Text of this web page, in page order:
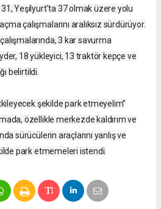
31, Yeşilyurt’ta 37 olmak üzere yolu
çalışmalarını aralıksız sürdürüyor.
3 kar savurma
18 yükleyici, 13 traktör kepçe ve
belirtildi.
şekilde park etmeyelim”
özellikle merkezde kaldırım ve
sürücülerin araçlarını yanlış ve
park etmemeleri istendi.